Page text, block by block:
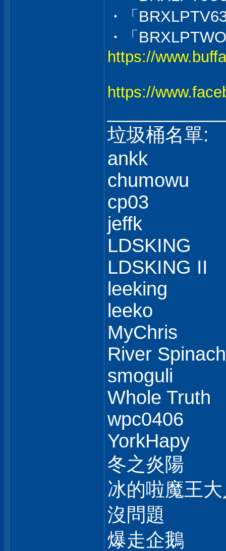
・「
・「
https://
https://
垃圾桶名單:
ankk
chumowu
cp03
jeffk
LDSKING
LDSKING II
leeking
leeko
MyChris
River Spinach
smoguli
Whole Truth
wpc0406
YorkHapy
冬之炎陽
冰的啦魔王
沒問題
爆走企鵝